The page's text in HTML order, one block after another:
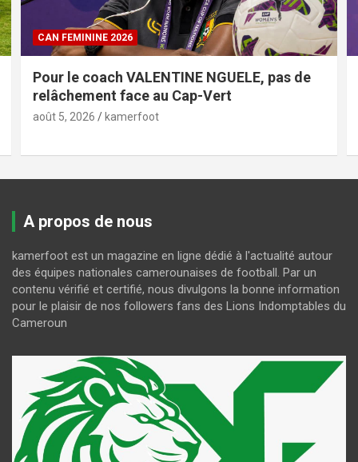
CAN FEMININE 2026
Pour le coach VALENTINE NGUELE, pas de
relâchement face au Cap-Vert
août 5, 2026 kamerfoot
A propos de nous
kamerfoot est un magazine en ligne dédié à l'actualité autour
des équipes nationales camerounaises de football. Par un
contenu vérifié et certifié, nous divulgons la bonne information
pour le plaisir de nos followers fans des Lions Indomptables du
Cameroun